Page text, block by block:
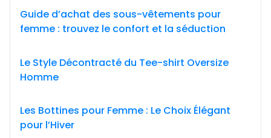
Guide d’achat des sous-vêtements pour
femme : trouvez le confort et la séduction
Le Style Décontracté du Tee-shirt Oversize
Homme
Les Bottines pour Femme : Le Choix Élégant
pour l’Hiver